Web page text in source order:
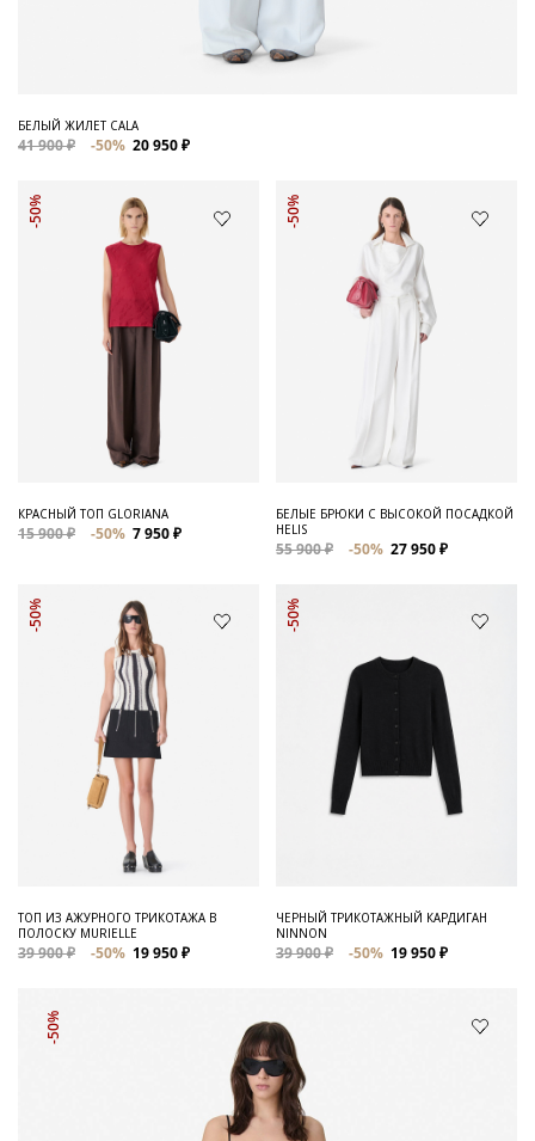
БЕЛЫЙ ЖИЛЕТ CALA
41 900 ₽ -50% 20 950 ₽
-50%
КРАСНЫЙ ТОП GLORIANA
15 900 ₽ -50% 7 950 ₽
-50%
БЕЛЫЕ БРЮКИ С ВЫСОКОЙ ПОСАДКОЙ
HELIS
55 900 ₽ -50% 27 950 ₽
-50%
ТОП ИЗ АЖУРНОГО ТРИКОТАЖА В
ПОЛОСКУ MURIELLE
39 900 ₽ -50% 19 950 ₽
-50%
ЧЕРНЫЙ ТРИКОТАЖНЫЙ КАРДИГАН
NINNON
39 900 ₽ -50% 19 950 ₽
-50%